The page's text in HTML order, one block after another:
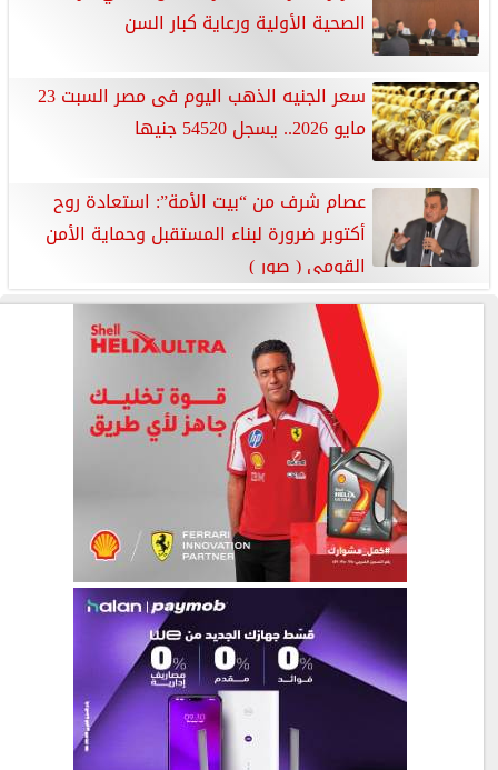
الصحية الأولية ورعاية كبار السن
سعر الجنيه الذهب اليوم فى مصر السبت 23
مايو 2026.. يسجل 54520 جنيها
عصام شرف من “بيت الأمة”: استعادة روح
أكتوبر ضرورة لبناء المستقبل وحماية الأمن
القومي ( صور )